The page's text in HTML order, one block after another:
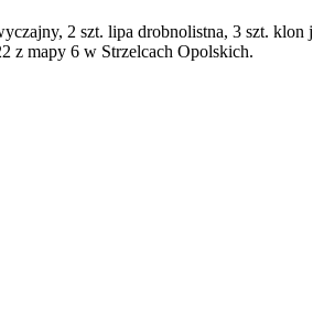
2 szt. lipa drobnolistna, 3 szt.
z mapy 6 w Strzelcach Opolskich.